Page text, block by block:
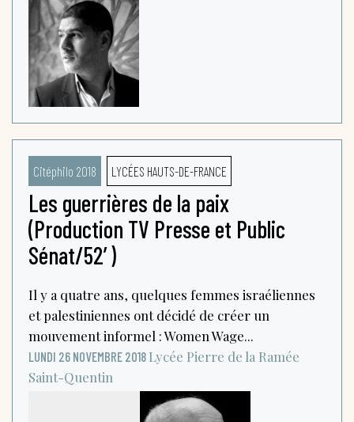
Citéphilo 2018 LYCÉES HAUTS-DE-FRANCE
Les guerrières de la paix
(Production TV Presse et Public
Sénat/52′)
Il y a quatre ans, quelques femmes israéliennes
et palestiniennes ont décidé de créer un
mouvement informel : Women Wage...
LUNDI 26 NOVEMBRE 2018 Lycée Pierre de la Ramée
Saint-Quentin